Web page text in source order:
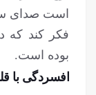
است صدای
فکر کند که
بوده است.
افسردگی با